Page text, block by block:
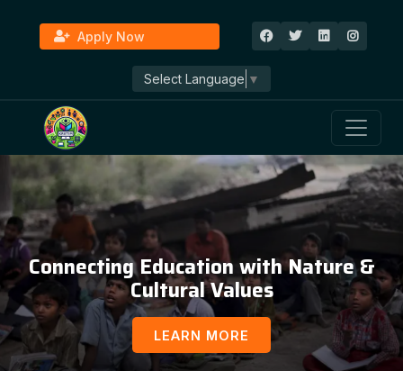
Apply Now
Select Language ▼
Connecting Education with Nature &
Cultural Values
LEARN MORE